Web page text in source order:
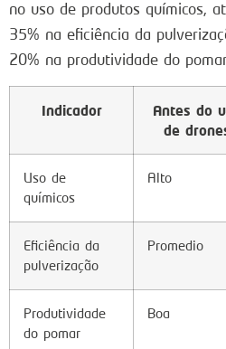
no uso de produtos químicos,
35% na eficiência da
20% na produtividade do
Indicador
Antes do
de
Uso de
químicos
Alto
Eficiência da
pulverização
Promedio
Produtividade
do pomar
Boa